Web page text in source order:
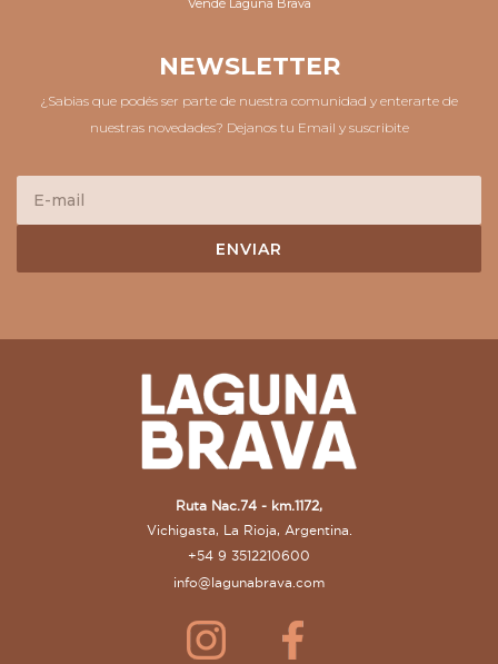
Vendé Laguna Brava
NEWSLETTER
¿Sabias que podés ser parte de nuestra comunidad y enterarte de
nuestras novedades? Dejanos tu Email y suscribite
Ruta Nac.74 - km.1172,
Vichigasta, La Rioja, Argentina.
+54 9 3512210600
info@lagunabrava.com